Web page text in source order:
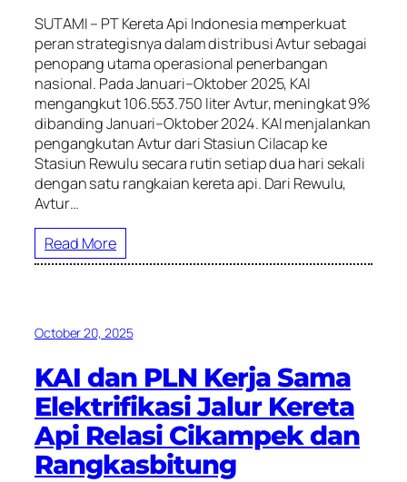
SUTAMI – PT Kereta Api Indonesia memperkuat
peran strategisnya dalam distribusi Avtur sebagai
penopang utama operasional penerbangan
nasional. Pada Januari–Oktober 2025, KAI
mengangkut 106.553.750 liter Avtur, meningkat 9%
dibanding Januari–Oktober 2024. KAI menjalankan
pengangkutan Avtur dari Stasiun Cilacap ke
Stasiun Rewulu secara rutin setiap dua hari sekali
dengan satu rangkaian kereta api. Dari Rewulu,
Avtur…
Read More
October 20, 2025
KAI dan PLN Kerja Sama
Elektrifikasi Jalur Kereta
Api Relasi Cikampek dan
Rangkasbitung